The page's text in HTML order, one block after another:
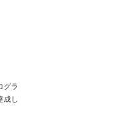
グラ
成し